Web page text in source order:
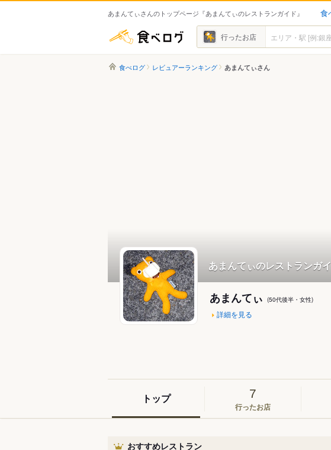
あまんてぃさんのトップページ『あまんてぃのレストランガイド』 食
食べログ 行ったお店
食べログ レビュアーランキング あまんてぃさん
あまんてぃのレストランガ
あまんてぃ (50代後半・女性)
詳細を見る
トップ 7
行ったお店
おすすめレストラン